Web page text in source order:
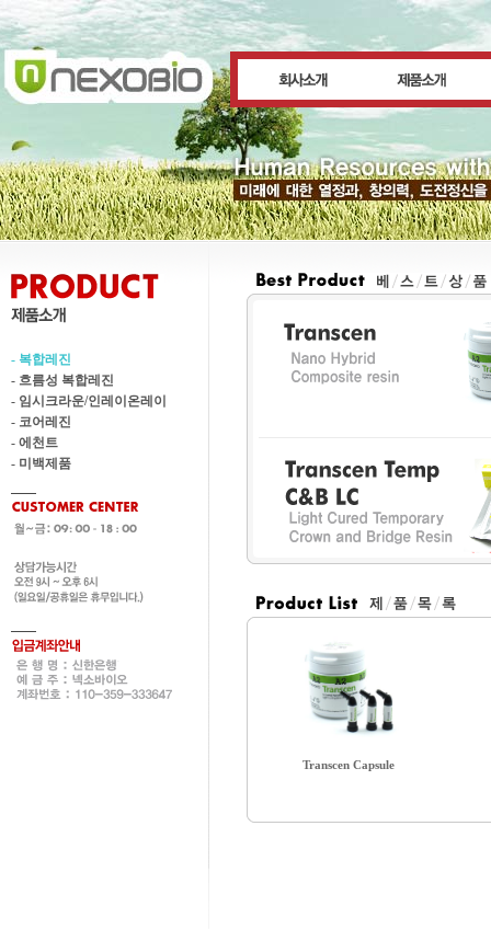
- 복합레진
- 흐름성 복합레진
- 임시크라운/인레이온레이
- 코어레진
- 에천트
- 미백제품
Transcen Capsule